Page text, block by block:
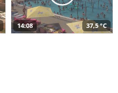
14:08 37,5 °C